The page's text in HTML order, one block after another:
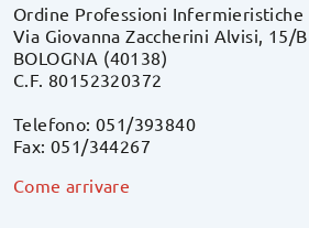
Ordine Professioni Infermieristiche
Via Giovanna Zaccherini Alvisi, 15/B
BOLOGNA (40138)
C.F. 80152320372
Telefono: 051/393840
Fax: 051/344267
Come arrivare